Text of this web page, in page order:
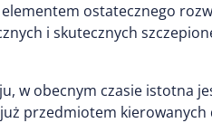
ostatecznego
i skutecznych
w obecnym czasie istotna
przedmiotem kierowanych